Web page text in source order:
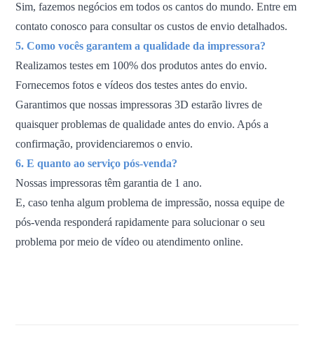
Sim, fazemos negócios em todos os cantos do mundo. Entre em
contato conosco para consultar os custos de envio detalhados.
5. Como vocês garantem a qualidade da impressora?
Realizamos testes em 100% dos produtos antes do envio.
Fornecemos fotos e vídeos dos testes antes do envio.
Garantimos que nossas impressoras 3D estarão livres de
quaisquer problemas de qualidade antes do envio. Após a
confirmação, providenciaremos o envio.
6. E quanto ao serviço pós-venda?
Nossas impressoras têm garantia de 1 ano.
E, caso tenha algum problema de impressão, nossa equipe de
pós-venda responderá rapidamente para solucionar o seu
problema por meio de vídeo ou atendimento online.